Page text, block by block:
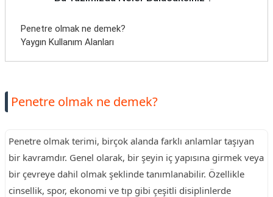
Penetre olmak ne demek?
Yaygın Kullanım Alanları
Penetre olmak ne demek?
Penetre olmak terimi, birçok alanda farklı anlamlar taşıyan
bir kavramdır. Genel olarak, bir şeyin iç yapısına girmek veya
bir çevreye dahil olmak şeklinde tanımlanabilir. Özellikle
cinsellik, spor, ekonomi ve tıp gibi çeşitli disiplinlerde